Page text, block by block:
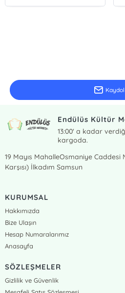
Kaydol
Endülüs Kültür
13:00' a kadar
kargoda.
19 Mayıs MahalleOsmaniye Caddesi
Karşısı) İlkadım Samsun
KURUMSAL
Hakkımızda
Bize Ulaşın
Hesap Numaralarımız
Anasayfa
SÖZLEŞMELER
Gizlilik ve Güvenlik